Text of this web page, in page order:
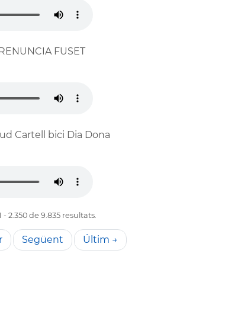
FUSET
Cartell bici Dia Dona
2.350 de 9.835 resultats.
Següent Últim →